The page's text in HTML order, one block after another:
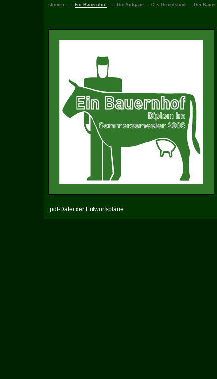
stomen .:. Ein Bauernhof .:. Die Aufgabe . Das Grundstück . Der Bauer
.pdf-Datei der Entwurfspläne